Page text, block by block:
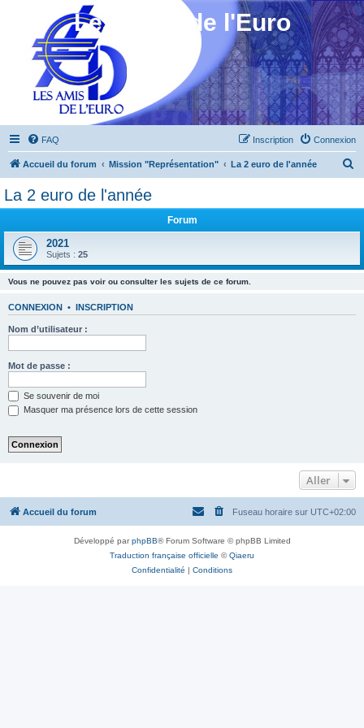
Les Amis de l'Euro
FAQ Connexion
Inscription
Accueil du forum Mission "Représentation" La 2 euro de l'année
La 2 euro de l'année
Forum
2021
Sujets : 25
Vous ne pouvez pas voir ou consulter les sujets de ce forum.
CONNEXION • INSCRIPTION
Nom d’utilisateur :
Mot de passe :
Se souvenir de moi
Masquer ma présence lors de cette session
Aller
Accueil du forum Fuseau horaire sur UTC+02:00
Développé parphpBB® Forum Software © phpBB Limited
Traduction française officielle ©Qiaeru
Confidentialité | Conditions